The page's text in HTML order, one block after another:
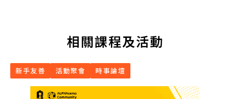
相關課程及活動
新手友善 活動聚會 時事論壇